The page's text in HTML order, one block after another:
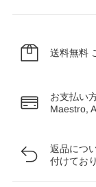
送料無料
お支払い
Maestro,
返品につ
付けてお